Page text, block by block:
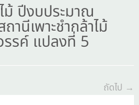
ปีงบประมาณ
นีเพาะชำกล้าไม้
รค์ แปลงที่ 5
ถัดไป →